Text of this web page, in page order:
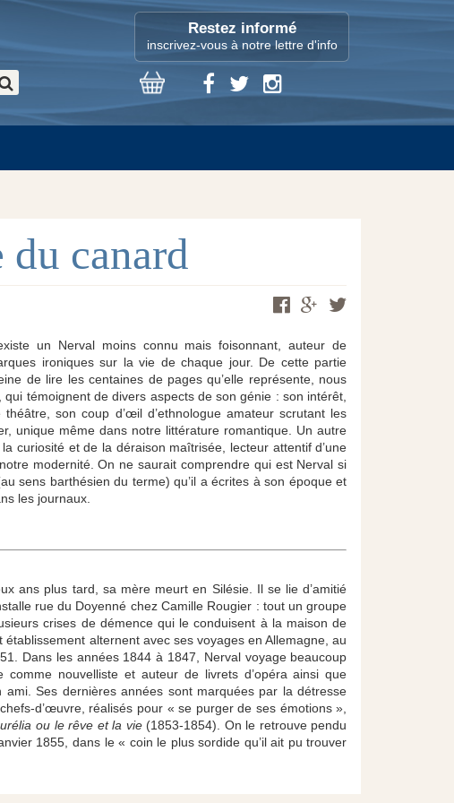
Restez informé
inscrivez-vous à notre lettre d'info
canard
un Nerval moins connu mais foisonnant, auteur de
ironiques sur la vie de chaque jour. De cette partie
de lire les centaines de pages qu’elle représente, nous
témoignent de divers aspects de son génie : son intérêt,
son coup d’œil d’ethnologue amateur scrutant les
unique même dans notre littérature romantique. Un autre
curiosité et de la déraison maîtrisée, lecteur attentif d’une
modernité. On ne saurait comprendre qui est Nerval si
sens barthésien du terme) qu’il a écrites à son époque et
les journaux.
ans plus tard, sa mère meurt en Silésie. Il se lie d’amitié
rue du Doyenné chez Camille Rougier : tout un groupe
crises de démence qui le conduisent à la maison de
alternent avec ses voyages en Allemagne, au
Dans les années 1844 à 1847, Nerval voyage beaucoup
nouvelliste et auteur de livrets d’opéra ainsi que
Ses dernières années sont marquées par la détresse
d’œuvre, réalisés pour « se purger de ses émotions »,
ou le rêve et la vie(1853-1854). On le retrouve pendu
1855, dans le « coin le plus sordide qu’il ait pu trouver